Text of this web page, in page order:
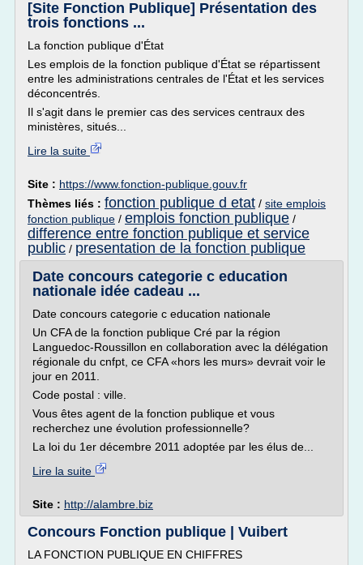
[Site Fonction Publique] Présentation des
trois fonctions ...
La fonction publique d'État
Les emplois de la fonction publique d'État se répartissent
entre les administrations centrales de l'État et les services
déconcentrés.
Il s'agit dans le premier cas des services centraux des
ministères, situés...
Lire la suite
Site : https://www.fonction-publique.gouv.fr
Thèmes liés : fonction publique d etat / site emplois
fonction publique / emplois fonction publique /
difference entre fonction publique et service
public / presentation de la fonction publique
Date concours categorie c education
nationale idée cadeau ...
Date concours categorie c education nationale
Un CFA de la fonction publique Cré par la région
Languedoc-Roussillon en collaboration avec la délégation
régionale du cnfpt, ce CFA «hors les murs» devrait voir le
jour en 2011.
Code postal : ville.
Vous êtes agent de la fonction publique et vous
recherchez une évolution professionnelle?
La loi du 1er décembre 2011 adoptée par les élus de...
Lire la suite
Site : http://alambre.biz
Concours Fonction publique | Vuibert
LA FONCTION PUBLIQUE EN CHIFFRES